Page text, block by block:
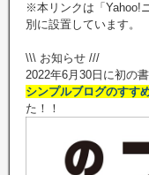
※本リンクは「Yahoo!
別に設置しています。
\\\ お知らせ ///
2022年6月30日に初の
シンプルブログのすす
た！！